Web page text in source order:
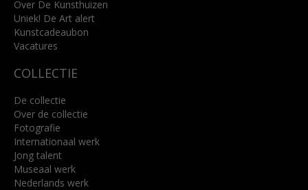
info@kunsthuisbreda.nl
Lees meer
Over De Kunsthuizen
Uniek! De Art alert
Kunstcadeaubon
Vacatures
COLLECTIE
De collectie
Over de collectie
Fotografie
Internationaal werk
Jong talent
Museaal werk
Nederlands werk